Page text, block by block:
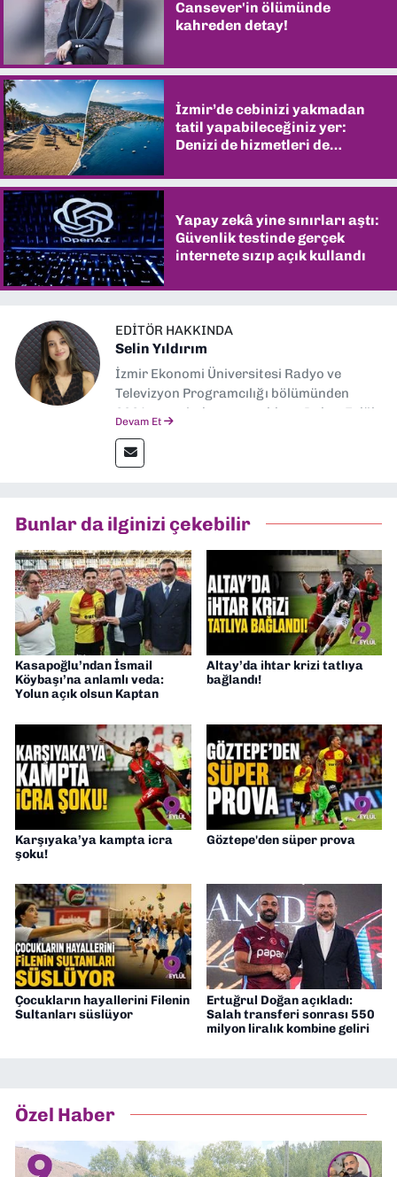
Cansever'in ölümünde
kahreden detay!
İzmir’de cebinizi yakmadan
tatil yapabileceğiniz yer:
Denizi de hizmetleri de
Yapay zekâ yine sınırları aştı:
Güvenlik testinde gerçek
internete sızıp açık kullandı
EDITÖR HAKKINDA
Selin Yıldırım
İzmir Ekonomi Üniversitesi Radyo ve
Televizyon Programcılığı bölümünden
2024 senesinde mezun oldum. Dokuz Eylül
editörlük görevini de üstleniyorum.
Devam Et
Bunlar da ilginizi çekebilir
Kasapoğlu’ndan İsmail
Köybaşı’na anlamlı veda:
Yolun açık olsun Kaptan
Altay’da ihtar krizi tatlıya
bağlandı!
Karşıyaka’ya kampta icra
şoku!
Göztepe'den süper prova
Çocukların hayallerini Filenin
Sultanları süslüyor
Ertuğrul Doğan açıkladı:
Salah transferi sonrası 550
milyon liralık kombine geliri
Özel Haber